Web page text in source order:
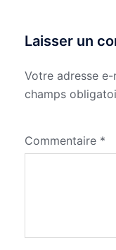
Laisser un
Votre adresse
champs
Commentaire *